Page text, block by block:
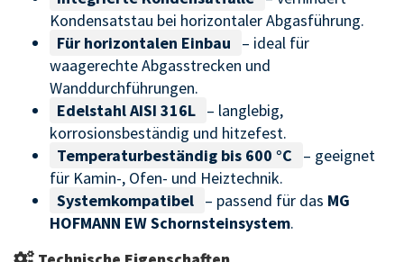
Kondensatstau bei horizontaler Abgasführung.
Für horizontalen Einbau
– ideal für
waagerechte Abgasstrecken und
Wanddurchführungen.
Edelstahl AISI 316L – langlebig,
korrosionsbeständig und hitzefest.
Temperaturbeständig bis 600 °C
– geeignet
für Kamin-, Ofen- und Heiztechnik.
Systemkompatibel – passend für das MG
HOFMANN EW Schornsteinsystem.